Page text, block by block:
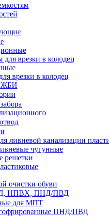
врезки в колодец
врезки в колодец
ЖБИ
ливневой канализации
чугунные
решетки
очистки обуви
НПВХ, ПНД/ПВД
для МПТ
ПНД/ПВД